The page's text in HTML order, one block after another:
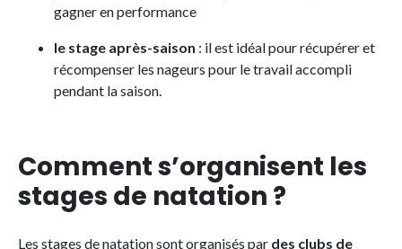
gagner en performance
le stage après-saison : il est idéal pour récupérer et
récompenser les nageurs pour le travail accompli
pendant la saison.
Comment s’organisent les
stages de natation ?
Les stages de natation sont organisés par des clubs de